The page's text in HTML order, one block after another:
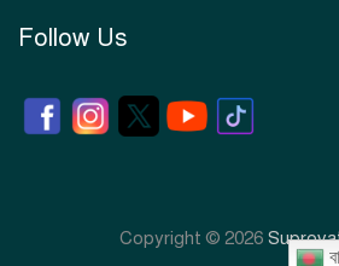
Follow Us
Copyright © 2026